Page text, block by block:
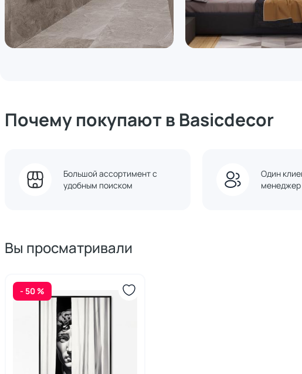
Почему покупают в Basicdecor
Большой ассортимент с
удобным поиском
Один
менеджер
Вы просматривали
- 50 %